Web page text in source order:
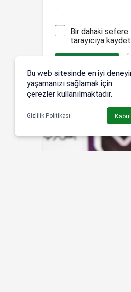
Bir dahaki sefere
tarayıcıya kaydet.
Bu web sitesinde en iyi
yaşamanızı sağlamak için
çerezler kullanılmaktadır.
Gizlilik Politikası Kabul